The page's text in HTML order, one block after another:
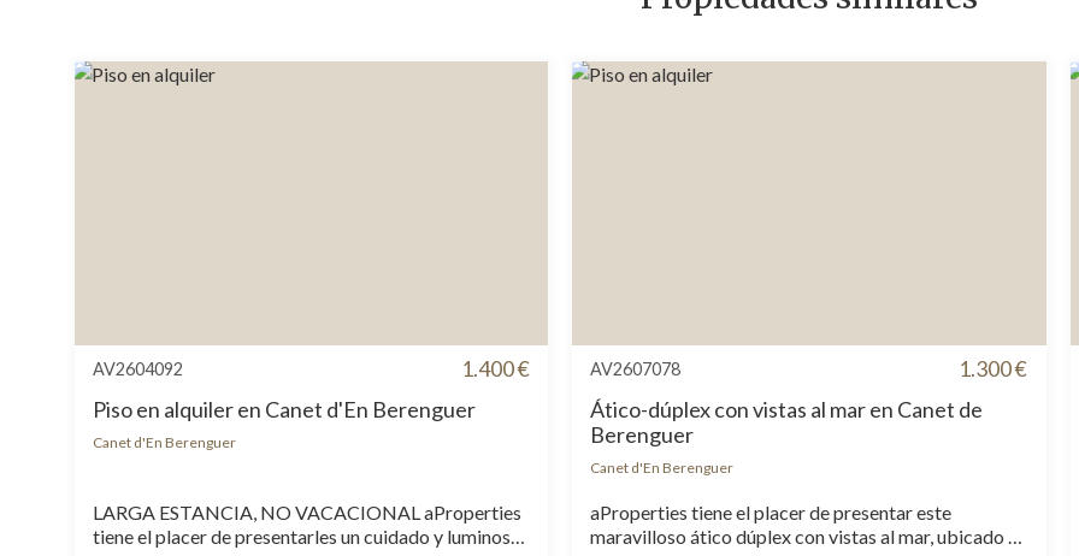
AV2604092 1.400 €
Piso en alquiler en Canet d'En Berenguer
Canet d'En Berenguer
LARGA ESTANCIA, NO VACACIONAL aProperties
tiene el placer de presentarles un cuidado y luminoso
AV2607078 1.300 €
Ático-dúplex con vistas al mar en Canet de
Berenguer
Canet d'En Berenguer
aProperties tiene el placer de presentar este
maravilloso ático dúplex con vistas al mar, ubicado en